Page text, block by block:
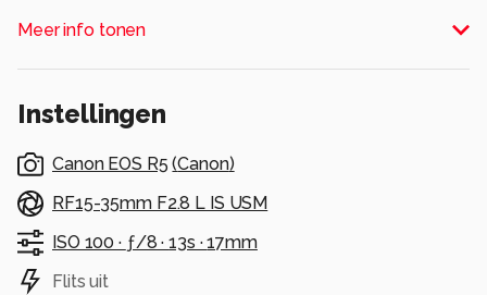
alleen naar de kerk maar ook het licht. De lange
sluitertijd zorgt voor een mooi effect.
Alle rechten voorbehouden
Meer info tonen
Instellingen
Canon EOS R5 (Canon)
RF15-35mm F2.8 L IS USM
ISO 100 · ƒ/8 ·13s ·17mm
Flits uit